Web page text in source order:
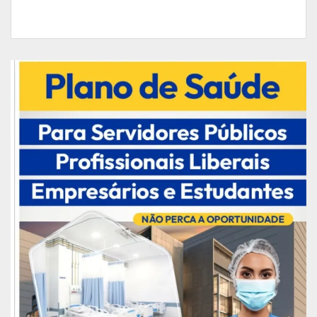
O prefeito Dr. Furlan alega que a instalação da usina de oxigênio
ainda demandará mais alguns dias | Foto: PMM
Ainda na petição inicial, o prefeito Furlan
comunicou que está esforçando-se para adquirir
uma usina de oxigênio, bem como está buscando
canalizar suas unidades mistas, mas atéque isso
tudo esteja concretizado, temos que garantir à
população macapaense o
atendimento eficaz,
com oxigênio suficiente àqueles que